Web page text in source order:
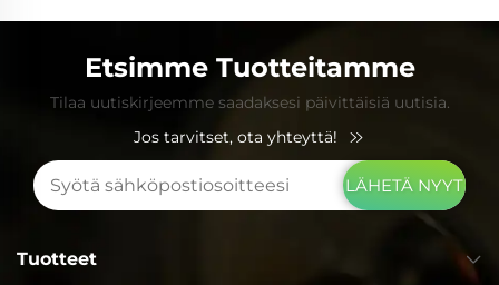
Etsimme Tuotteitamme
Tilaa uutiskirjeemme saadaksesi päivittäisiä uutisia.
Jos tarvitset, ota yhteyttä!
LÄHETÄ NYYT
Tuotteet